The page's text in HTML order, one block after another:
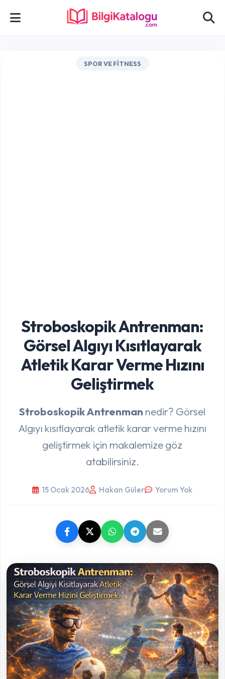
SPOR VE FITNESS
Stroboskopik Antrenman:
Görsel Algıyı Kısıtlayarak
Atletik Karar Verme Hızını
Geliştirmek
Stroboskopik Antrenman nedir? Görsel
Algıyı kısıtlayarak atletik karar verme hızını
geliştirmek için makalemize göz
atabilirsiniz.
15 Ocak 2026 Hakan Güler Yorum Yok